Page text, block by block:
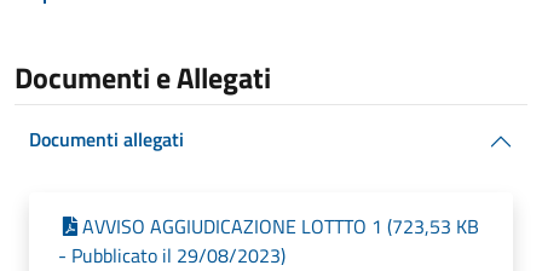
Documenti e Allegati
Documenti allegati
AVVISO AGGIUDICAZIONE LOTTTO 1 (723,53 KB
- Pubblicato il 29/08/2023)